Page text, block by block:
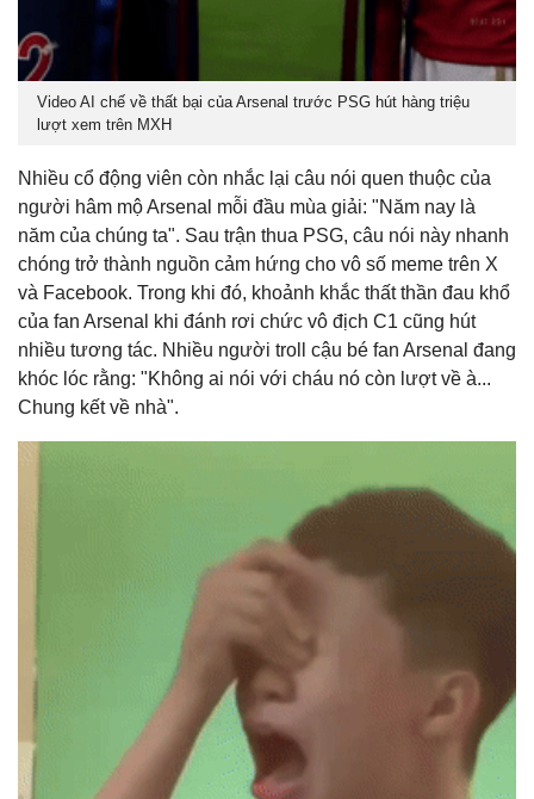
Video AI chế về thất bại của Arsenal trước PSG hút hàng triệu
lượt xem trên MXH
Nhiều cổ động viên còn nhắc lại câu nói quen thuộc của
người hâm mộ Arsenal mỗi đầu mùa giải: "Năm nay là
năm của chúng ta". Sau trận thua PSG, câu nói này nhanh
chóng trở thành nguồn cảm hứng cho vô số meme trên X
và Facebook. Trong khi đó, khoảnh khắc thất thần đau khổ
của fan Arsenal khi đánh rơi chức vô địch C1 cũng hút
nhiều tương tác. Nhiều người troll cậu bé fan Arsenal đang
khóc lóc rằng: "Không ai nói với cháu nó còn lượt về à...
Chung kết về nhà".